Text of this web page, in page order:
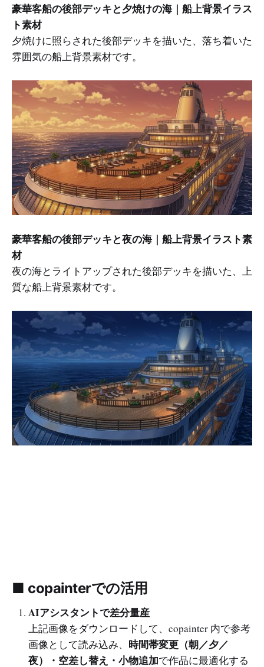
豪華客船の後部デッキと夕焼けの海｜船上背景イラス
ト素材
夕焼けに照らされた後部デッキを描いた、落ち着いた
雰囲気の船上背景素材です。
豪華客船の後部デッキと夜の海｜船上背景イラスト素
材
夜の海とライトアップされた後部デッキを描いた、上
質な船上背景素材です。
■ copainterでの活用
AIアシスタントで差分量産
上記画像をダウンロードして、copainter 内で参考
画像として読み込み、 時間帯変更（朝／夕／
夜）・空差し替え・小物追加で作品に最適化する